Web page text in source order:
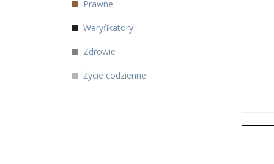
Prawne
Weryfikatory
Zdrowie
Życie codzienne